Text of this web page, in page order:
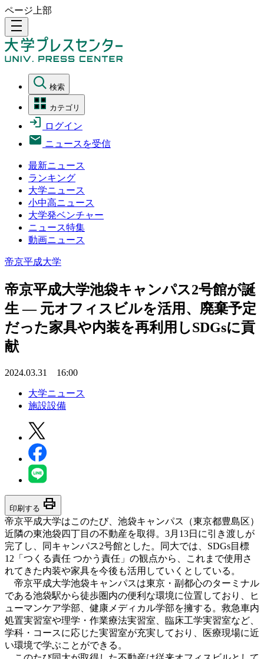
ページ上部
density_medium
検索
カテゴリ
ログイン
ニュースを受信
最新ニュース
ランキング
大学ニュース
小中高ニュース
大学発ベンチャー
ニュース特集
動画ニュース
帝京平成大学
帝京平成大学池袋キャンパス2号館が誕
生 ― 元オフィスビルを活用、廃棄予定
だった家具や内装を再利用しSDGsに貢
献
2024.03.31 16:00
大学ニュース
施設設備
印刷する print
帝京平成大学はこのたび、池袋キャンパス（東京都豊島区）
近隣の東池袋四丁目の不動産を取得。3月13日に引き渡しが
完了し、同キャンパス2号館とした。同大では、SDGs目標
12「つくる責任 つかう責任」の観点から、これまで使用さ
れてきた内装や家具を今後も活用していくとしている。
帝京平成大学池袋キャンパスは東京・副都心のターミナル
である池袋駅から徒歩圏内の便利な環境に位置しており、ヒ
ューマンケア学部、健康メディカル学部を擁する。救急車内
処置実習室や理学・作業療法実習室、臨床工学実習室など、
学科・コースに応じた実習室が充実しており、医療現場に近
い環境で学ぶことができる。